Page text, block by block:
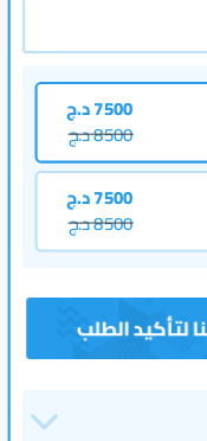
7500د.ج
8500د.ج
7500د.ج
8500د.ج